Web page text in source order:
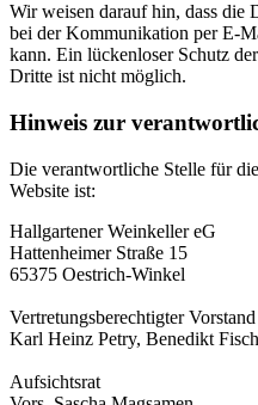
Wir weisen darauf hin, dass die
bei der Kommunikation per E-
kann. Ein lückenloser Schutz
Dritte ist nicht möglich.
Hinweis zur
Die verantwortliche Stelle für
Website ist:
Hallgartener Weinkeller eG
Hattenheimer Straße 15
65375 Oestrich-Winkel
Vertretungsberechtigter Vorstand
Karl Heinz Petry, Benedikt
Aufsichtsrat